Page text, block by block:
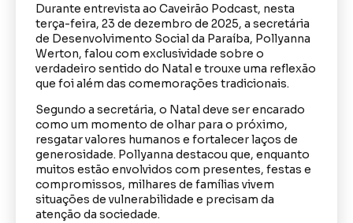
Durante entrevista ao Caveirão Podcast, nesta
terça-feira, 23 de dezembro de 2025, a secretária
de Desenvolvimento Social da Paraíba, Pollyanna
Werton, falou com exclusividade sobre o
verdadeiro sentido do Natal e trouxe uma reflexão
que foi além das comemorações tradicionais.
Segundo a secretária, o Natal deve ser encarado
como um momento de olhar para o próximo,
resgatar valores humanos e fortalecer laços de
generosidade. Pollyanna destacou que, enquanto
muitos estão envolvidos com presentes, festas e
compromissos, milhares de famílias vivem
situações de vulnerabilidade e precisam da
atenção da sociedade.